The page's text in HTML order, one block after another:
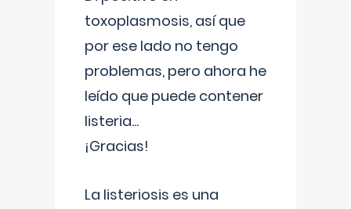
toxoplasmosis, así que
por ese lado no tengo
problemas, pero ahora he
leído que puede contener
listeria...
¡Gracias!
La listeriosis es una